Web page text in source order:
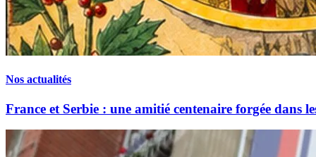
Nos actualités
France et Serbie : une amitié centenaire forgée dans